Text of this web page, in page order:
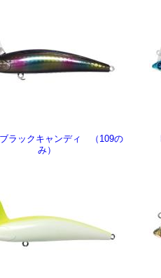
ラックキャンディ （109の
み）